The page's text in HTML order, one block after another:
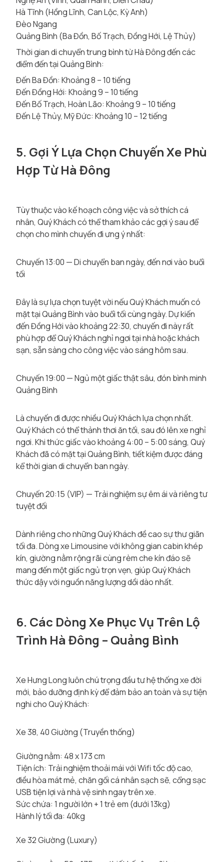
Hà Tĩnh (Hồng Lĩnh, Can Lộc, Kỳ Anh)
Đèo Ngang
Quảng Bình (Ba Đồn, Bố Trạch, Đồng Hới, Lệ Thủy)
Thời gian di chuyển trung bình từ Hà Đông đến các
điểm đến tại Quảng Bình:
Đến Ba Đồn: Khoảng 8 – 10 tiếng
Đến Đồng Hới: Khoảng 9 – 10 tiếng
Đến Bố Trạch, Hoàn Lão: Khoảng 9 – 10 tiếng
Đến Lệ Thủy, Mỹ Đức: Khoảng 10 – 12 tiếng
5. Gợi Ý Lựa Chọn Chuyến Xe Phù
Hợp Từ Hà Đông
Tùy thuộc vào kế hoạch công việc và sở thích cá
nhân, Quý Khách có thể tham khảo các gợi ý sau để
chọn cho mình chuyến đi ưng ý nhất:
Chuyến 13:00 — Di chuyển ban ngày, đến nơi vào buổi
tối
Đây là sự lựa chọn tuyệt vời nếu Quý Khách muốn có
mặt tại Quảng Bình vào buổi tối cùng ngày. Dự kiến
đến Đồng Hới vào khoảng 22:30, chuyến đi này rất
phù hợp để Quý Khách nghỉ ngơi tại nhà hoặc khách
sạn, sẵn sàng cho công việc vào sáng hôm sau.
Chuyến 19:00 — Ngủ một giấc thật sâu, đón bình minh
Quảng Bình
Là chuyến đi được nhiều Quý Khách lựa chọn nhất.
Quý Khách có thể thảnh thơi ăn tối, sau đó lên xe nghỉ
ngơi. Khi thức giấc vào khoảng 4:00 – 5:00 sáng, Quý
Khách đã có mặt tại Quảng Bình, tiết kiệm được đáng
kể thời gian di chuyển ban ngày.
Chuyến 20:15 (VIP) — Trải nghiệm sự êm ái và riêng tư
tuyệt đối
Dành riêng cho những Quý Khách đề cao sự thư giãn
tối đa. Dòng xe Limousine với không gian cabin khép
kín, giường nằm rộng rãi cùng rèm che kín đáo sẽ
mang đến một giấc ngủ trọn vẹn, giúp Quý Khách
thức dậy với nguồn năng lượng dồi dào nhất.
6. Các Dòng Xe Phục Vụ Trên Lộ
Trình Hà Đông – Quảng Bình
Xe Hưng Long luôn chú trọng đầu tư hệ thống xe đời
mới, bảo dưỡng định kỳ để đảm bảo an toàn và sự tiện
nghi cho Quý Khách:
Xe 38, 40 Giường (Truyền thống)
Giường nằm: 48 x 173 cm
Tiện ích: Trải nghiệm thoải mái với Wifi tốc độ cao,
điều hòa mát mẻ, chăn gối cá nhân sạch sẽ, cổng sạc
USB tiện lợi và nhà vệ sinh ngay trên xe.
Sức chứa: 1 người lớn + 1 trẻ em (dưới 13kg)
Hành lý tối đa: 40kg
Xe 32 Giường (Luxury)